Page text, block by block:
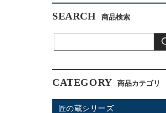
SEARCH
CATEGORY
匠の蔵シリーズ